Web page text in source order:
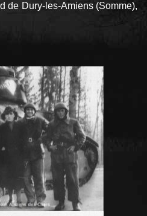
de Dury-les-Amiens (Somme),